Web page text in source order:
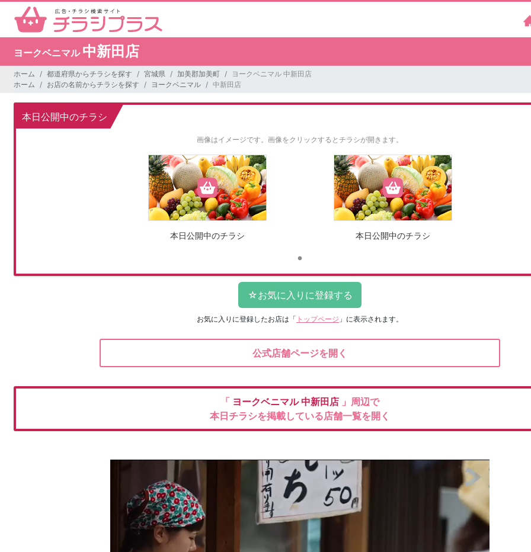
ヨークベニマル 中新田店
ホーム 都道府県からチラシを探す 宮城県 加美郡加美町
ヨークベニマル 中新田店
ホーム
お店の名前からチラシを探す ヨークベニマル 中新田店
本日公開中のチラシ
画像はイメージです。 画像をクリックするとチラシが開きます。
本日公開中のチラシ 本日公開中のチラシ
お気に入りに登録したお店は 「 トップページ 」に表示されます。
公式店舗ページを開く
「 ヨークベニマル中新田店 」周辺で
本日チラシを掲載している店舗一覧を開く